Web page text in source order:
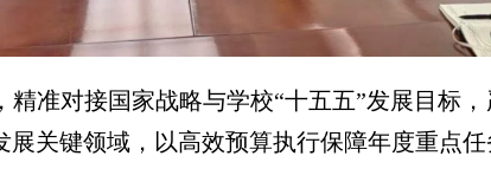
准对接国家战略与学校“十五五”发展目标
关键领域，以高效预算执行保障年度重点